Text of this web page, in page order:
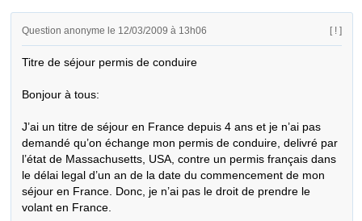
Question anonyme le 12/03/2009 à 13h06 [ ! ]
Titre de séjour permis de conduire
Bonjour à tous:
J’ai un titre de séjour en France depuis 4 ans et je n’ai pas
demandé qu’on échange mon permis de conduire, delivré par
l’état de Massachusetts, USA, contre un permis français dans
le délai legal d’un an de la date du commencement de mon
séjour en France. Donc, je n’ai pas le droit de prendre le
volant en France.